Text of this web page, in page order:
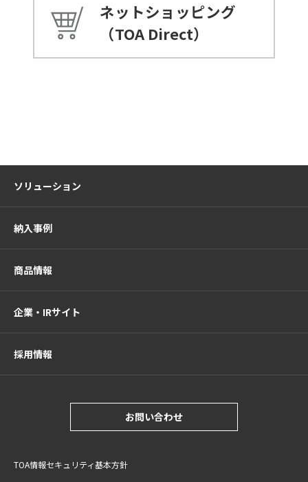
ネットショッピング
（TOA Direct）
ソリューション
納入事例
商品情報
企業・IRサイト
採用情報
お問い合わせ
TOA情報セキュリティ基本方針